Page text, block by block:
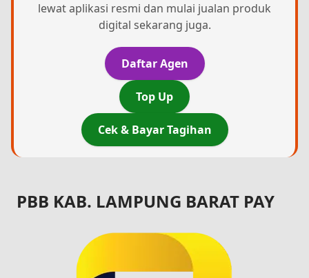
lewat aplikasi resmi dan mulai jualan produk
digital sekarang juga.
Daftar Agen
Top Up
Cek & Bayar Tagihan
PBB KAB. LAMPUNG BARAT PAY